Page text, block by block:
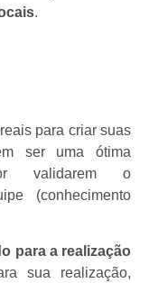
.
para criar suas
ser uma ótima
validarem o
(conhecimento
para a realização
sua realização,